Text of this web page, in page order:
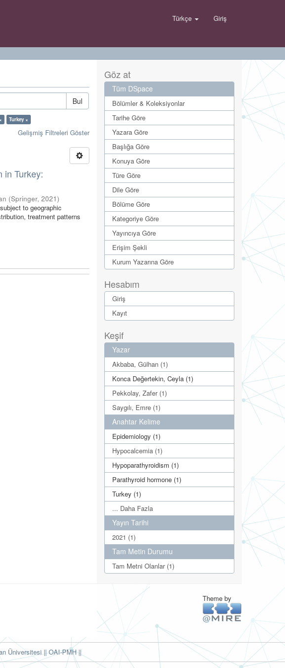
Türkçe Giriş
Bul
Turkey ×
Gelişmiş Filtreleri Göster
in Turkey:
(Springer,2021)
to geographic
treatment patterns
Göz at
Tüm DSpace
Bölümler & Koleksiyonlar
Tarihe Göre
Yazara Göre
Başlığa Göre
Konuya Göre
Türe Göre
Dile Göre
Bölüme Göre
Kategoriye Göre
Yayıncıya Göre
Erişim Şekli
Kurum Yazarına Göre
Hesabım
Giriş
Kayıt
Keşif
Yazar
Akbaba, Gülhan (1)
Konca Değertekin, Ceyla (1)
Pekkolay, Zafer (1)
Saygılı, Emre (1)
Anahtar Kelime
Epidemiology (1)
Hypocalcemia (1)
Hypoparathyroidism (1)
Parathyroid hormone (1)
Turkey (1)
... Daha Fazla
Yayın Tarihi
2021 (1)
Tam Metin Durumu
Tam Metni Olanlar (1)
Theme by
Üniversitesi ||OAI-PMH ||